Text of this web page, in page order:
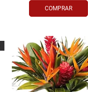
COMPRAR